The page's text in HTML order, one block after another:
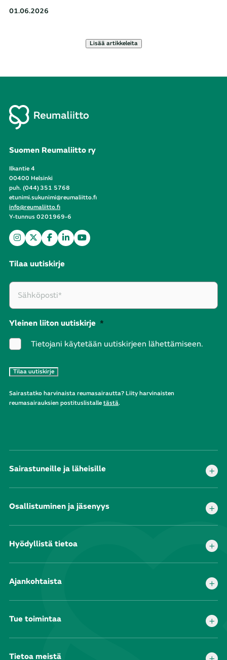
01.06.2026
Lisää artikkeleita
Suomen Reumaliitto ry
Ilkantie 4
00400 Helsinki
puh. (044) 351 5768
etunimi.sukunimi@reumaliitto.fi
info@reumaliitto.fi
Y-tunnus 0201969-6
Tilaa uutiskirje
Yleinen liiton uutiskirje *
Tietojani käytetään uutiskirjeen lähettämiseen.
Sairastatko harvinaista reumasairautta? Liity harvinaisten
reumasairauksien postituslistalle tästä.
Sairastuneille ja läheisille
Osallistuminen ja jäsenyys
Hyödyllistä tietoa
Ajankohtaista
Tue toimintaa
Tietoa meistä